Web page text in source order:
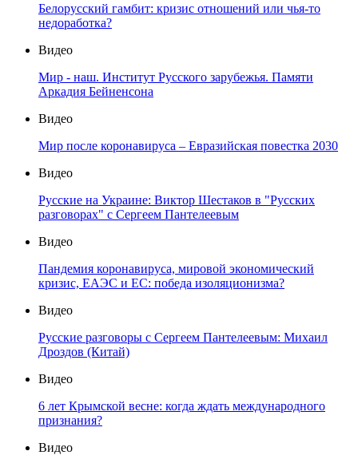
Белорусский гамбит: кризис отношений или чья-то
недоработка?
Видео
Мир - наш. Институт Русского зарубежья. Памяти
Аркадия Бейненсона
Видео
Мир после коронавируса – Евразийская повестка 2030
Видео
Русские на Украине: Виктор Шестаков в "Русских
разговорах" с Сергеем Пантелеевым
Видео
Пандемия коронавируса, мировой экономический
кризис, ЕАЭС и ЕС: победа изоляционизма?
Видео
Русские разговоры с Сергеем Пантелеевым: Михаил
Дроздов (Китай)
Видео
6 лет Крымской весне: когда ждать международного
признания?
Видео